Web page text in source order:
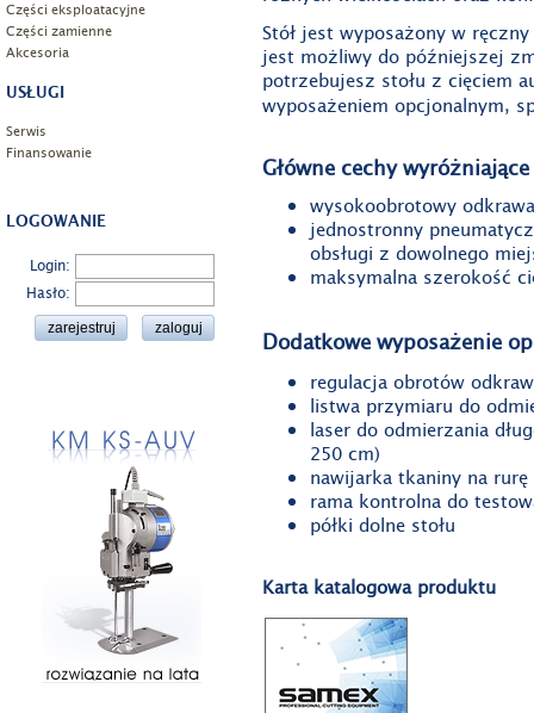
Części eksploatacyjne
Części zamienne
Akcesoria
USŁUGI
Serwis
Finansowanie
LOGOWANIE
Login:
Hasło:
Stół jest wyposażony w
jest możliwy do późniejszej
potrzebujesz stołu z cięciem
wyposażeniem opcjonalnym,
Główne cechy
wysokoobrotowy
jednostronny
obsługi z dowolnego
maksymalna szerokość
Dodatkowe wyposażenie
regulacja obrotów
listwa przymiaru do
laser do odmierzania
250 cm)
nawijarka tkaniny na
rama kontrolna do
półki dolne stołu
Karta katalogowa produktu